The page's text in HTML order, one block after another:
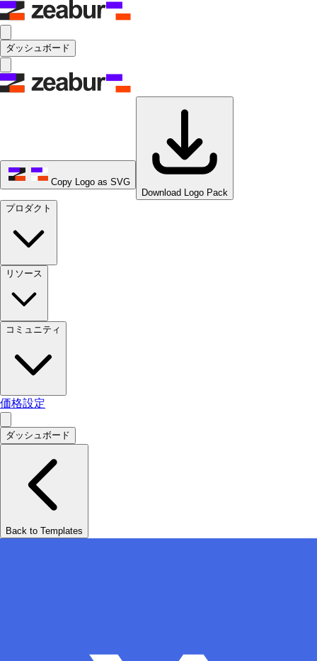
ダッシュボード
Copy Logo as SVG
Download Logo Pack
プロダクト
リソース
コミュニティ
価格設定
ダッシュボード
Back to Templates